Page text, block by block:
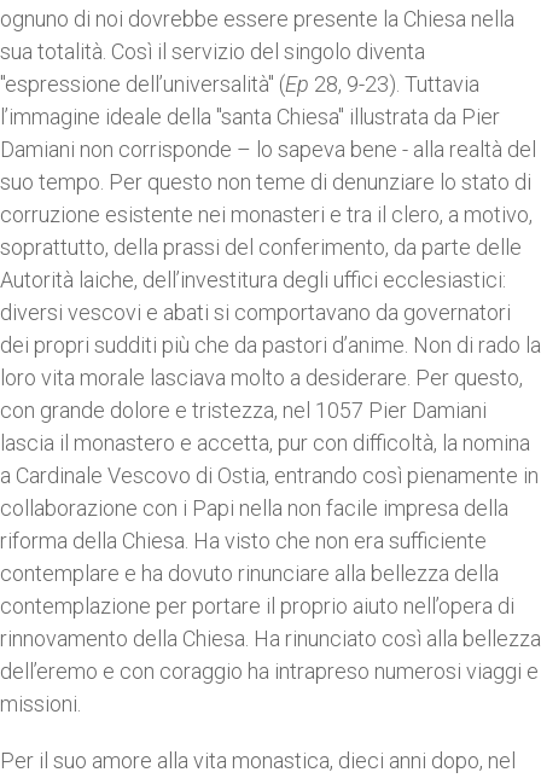
ognuno di noi dovrebbe essere presente la Chiesa nella
sua totalità. Così il servizio del singolo diventa
"espressione dell’universalità" (Ep 28, 9-23). Tuttavia
l’immagine ideale della "santa Chiesa" illustrata da Pier
Damiani non corrisponde – lo sapeva bene - alla realtà del
suo tempo. Per questo non teme di denunziare lo stato di
corruzione esistente nei monasteri e tra il clero, a motivo,
soprattutto, della prassi del conferimento, da parte delle
Autorità laiche, dell’investitura degli uffici ecclesiastici:
diversi vescovi e abati si comportavano da governatori
dei propri sudditi più che da pastori d’anime. Non di rado la
loro vita morale lasciava molto a desiderare. Per questo,
con grande dolore e tristezza, nel 1057 Pier Damiani
lascia il monastero e accetta, pur con difficoltà, la nomina
a Cardinale Vescovo di Ostia, entrando così pienamente in
collaborazione con i Papi nella non facile impresa della
riforma della Chiesa. Ha visto che non era sufficiente
contemplare e ha dovuto rinunciare alla bellezza della
contemplazione per portare il proprio aiuto nell’opera di
rinnovamento della Chiesa. Ha rinunciato così alla bellezza
dell’eremo e con coraggio ha intrapreso numerosi viaggi e
missioni.
Per il suo amore alla vita monastica, dieci anni dopo, nel